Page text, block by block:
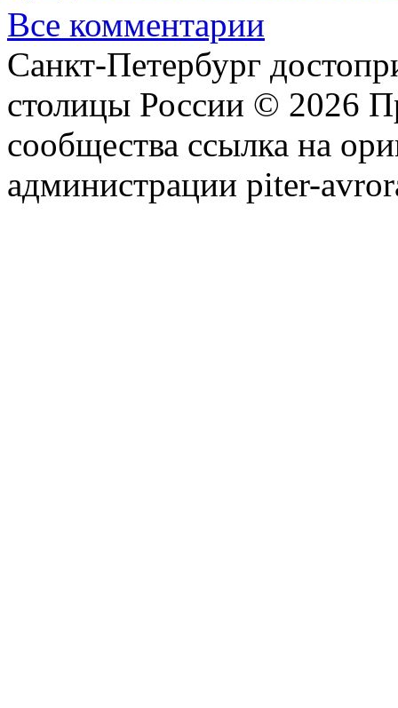
Все комментарии
Санкт-Петербург
столицы России © 2026
сообщества ссылка на
администрации piter-